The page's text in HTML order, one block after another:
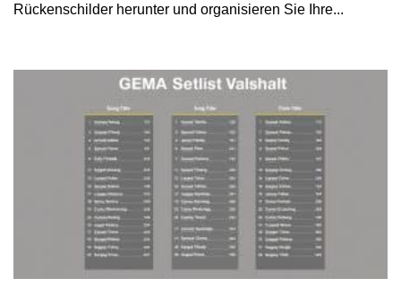
Rückenschilder herunter und organisieren Sie Ihre...